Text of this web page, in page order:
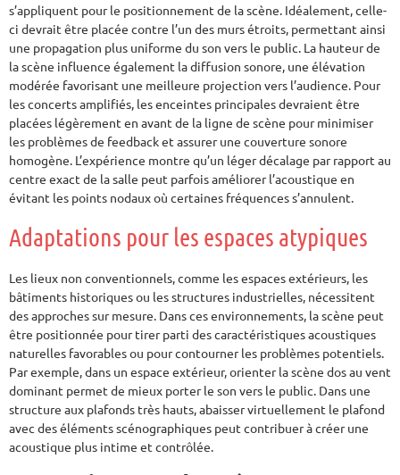
s’appliquent pour le positionnement de la scène. Idéalement, celle-
ci devrait être placée contre l’un des murs étroits, permettant ainsi
une propagation plus uniforme du son vers le public. La hauteur de
la scène influence également la diffusion sonore, une élévation
modérée favorisant une meilleure projection vers l’audience. Pour
les concerts amplifiés, les enceintes principales devraient être
placées légèrement en avant de la ligne de scène pour minimiser
les problèmes de feedback et assurer une couverture sonore
homogène. L’expérience montre qu’un léger décalage par rapport au
centre exact de la salle peut parfois améliorer l’acoustique en
évitant les points nodaux où certaines fréquences s’annulent.
Adaptations pour les espaces atypiques
Les lieux non conventionnels, comme les espaces extérieurs, les
bâtiments historiques ou les structures industrielles, nécessitent
des approches sur mesure. Dans ces environnements, la scène peut
être positionnée pour tirer parti des caractéristiques acoustiques
naturelles favorables ou pour contourner les problèmes potentiels.
Par exemple, dans un espace extérieur, orienter la scène dos au vent
dominant permet de mieux porter le son vers le public. Dans une
structure aux plafonds très hauts, abaisser virtuellement le plafond
avec des éléments scénographiques peut contribuer à créer une
acoustique plus intime et contrôlée.